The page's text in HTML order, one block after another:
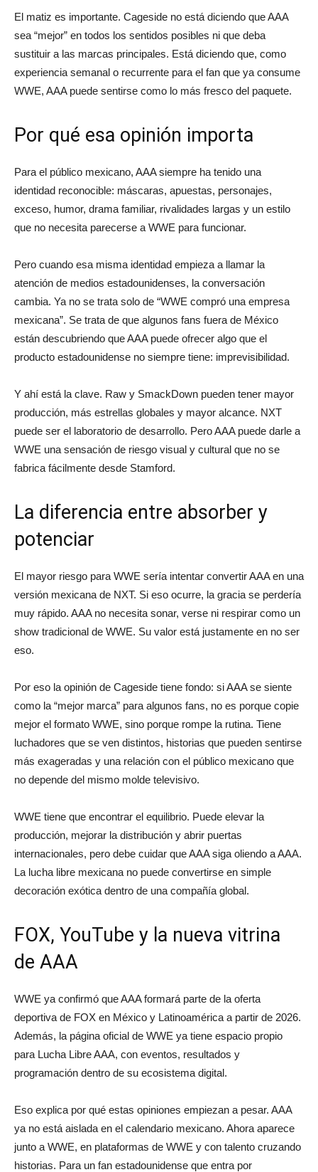
El matiz es importante. Cageside no está diciendo que AAA
sea “mejor” en todos los sentidos posibles ni que deba
sustituir a las marcas principales. Está diciendo que, como
experiencia semanal o recurrente para el fan que ya consume
WWE, AAA puede sentirse como lo más fresco del paquete.
Por qué esa opinión importa
Para el público mexicano, AAA siempre ha tenido una
identidad reconocible: máscaras, apuestas, personajes,
exceso, humor, drama familiar, rivalidades largas y un estilo
que no necesita parecerse a WWE para funcionar.
Pero cuando esa misma identidad empieza a llamar la
atención de medios estadounidenses, la conversación
cambia. Ya no se trata solo de “WWE compró una empresa
mexicana”. Se trata de que algunos fans fuera de México
están descubriendo que AAA puede ofrecer algo que el
producto estadounidense no siempre tiene: imprevisibilidad.
Y ahí está la clave. Raw y SmackDown pueden tener mayor
producción, más estrellas globales y mayor alcance. NXT
puede ser el laboratorio de desarrollo. Pero AAA puede darle a
WWE una sensación de riesgo visual y cultural que no se
fabrica fácilmente desde Stamford.
La diferencia entre absorber y
potenciar
El mayor riesgo para WWE sería intentar convertir AAA en una
versión mexicana de NXT. Si eso ocurre, la gracia se perdería
muy rápido. AAA no necesita sonar, verse ni respirar como un
show tradicional de WWE. Su valor está justamente en no ser
eso.
Por eso la opinión de Cageside tiene fondo: si AAA se siente
como la “mejor marca” para algunos fans, no es porque copie
mejor el formato WWE, sino porque rompe la rutina. Tiene
luchadores que se ven distintos, historias que pueden sentirse
más exageradas y una relación con el público mexicano que
no depende del mismo molde televisivo.
WWE tiene que encontrar el equilibrio. Puede elevar la
producción, mejorar la distribución y abrir puertas
internacionales, pero debe cuidar que AAA siga oliendo a AAA.
La lucha libre mexicana no puede convertirse en simple
decoración exótica dentro de una compañía global.
FOX, YouTube y la nueva vitrina
de AAA
WWE ya confirmó que AAA formará parte de la oferta
deportiva de FOX en México y Latinoamérica a partir de 2026.
Además, la página oficial de WWE ya tiene espacio propio
para Lucha Libre AAA, con eventos, resultados y
programación dentro de su ecosistema digital.
Eso explica por qué estas opiniones empiezan a pesar. AAA
ya no está aislada en el calendario mexicano. Ahora aparece
junto a WWE, en plataformas de WWE y con talento cruzando
historias. Para un fan estadounidense que entra por